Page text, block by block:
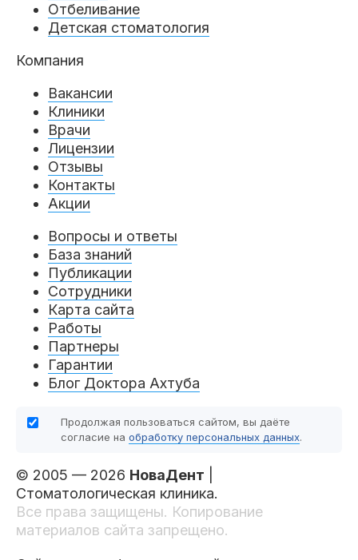
Вопросы и ответы
Гарантии
Сотрудники
Отбеливание
Детская стоматология
Компания
Вакансии
Клиники
Врачи
Лицензии
Отзывы
Контакты
Акции
Вопросы и ответы
База знаний
Публикации
Сотрудники
Карта сайта
Работы
Партнеры
Гарантии
Блог Доктора Ахтуба
Продолжая пользоваться сайтом, вы даёте
согласие на обработку персональных данных.
© 2005 — 2026 НоваДент
Стоматологическая клиника.
Все права защищены. Копирование
материалов сайта запрещено.